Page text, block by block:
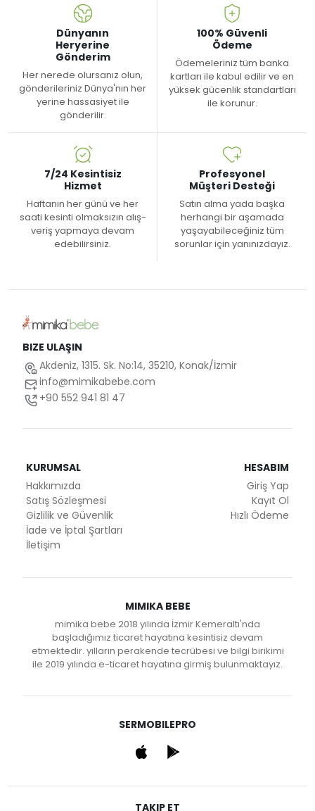
Dünyanın
Heryerine
Gönderim
Her nerede olursanız olun,
gönderileriniz Dünya'nın her
yerine hassasiyet ile
gönderilir.
100% Güvenli
Ödeme
Ödemeleriniz tüm banka
kartları ile kabul edilir ve en
yüksek gücenlik standartları
ile korunur.
7/24 Kesintisiz
Hizmet
Haftanın her günü ve her
saati kesinti olmaksızın alış-
veriş yapmaya devam
edebilirsiniz.
Profesyonel
Müşteri Desteği
Satın alma yada başka
herhangi bir aşamada
yaşayabileceğiniz tüm
sorunlar için yanınızdayız.
BIZE ULAŞIN
Akdeniz, 1315. Sk. No:14, 35210, Konak/İzmir
info@mimikabebe.com
+90 552 941 81 47
KURUMSAL
Hakkımızda
Satış Sözleşmesi
Gizlilik ve Güvenlik
İade ve İptal Şartları
İletişim
HESABIM
Giriş Yap
Kayıt Ol
Hızlı Ödeme
MIMIKA BEBE
mimika bebe 2018 yılında İzmir Kemeraltı'nda
başladığımız ticaret hayatına kesintisiz devam
etmektedir. yılların perakende tecrübesi ve bilgi birikimi
ile 2019 yılında e-ticaret hayatına girmiş bulunmaktayız.
SERMOBILEPRO
TAKIP ET